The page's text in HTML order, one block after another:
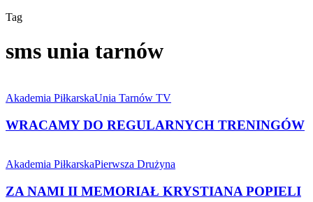
Tag
sms unia tarnów
DO
TRENINGÓW
Akademia PiłkarskaUnia Tarnów TV
WRACAMY DO REGULARNYCH TRENINGÓW
NAMI
MEMORIAŁ
Akademia PiłkarskaPierwsza Drużyna
ZA NAMI II MEMORIAŁ KRYSTIANA POPIELI